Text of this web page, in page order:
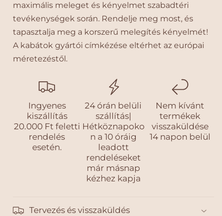
maximális meleget és kényelmet szabadtéri
tevékenységek során. Rendelje meg most, és
tapasztalja meg a korszerű melegítés kényelmét!
A kabátok gyártói címkézése eltérhet az európai
méretezéstől.
Ingyenes
kiszállítás
20.000 Ft feletti
rendelés
esetén.
24 órán belüli
szállítás|
Hétköznapoko
n a 10 óráig
leadott
rendeléseket
már másnap
kézhez kapja
Nem kívánt
termékek
visszaküldése
14 napon belül
Tervezés és visszaküldés